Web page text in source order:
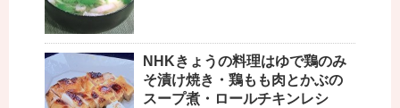
NHKきょうの料理はゆで鶏のみ
そ漬け焼き・鶏もも肉とかぶの
スープ煮・ロールチキンレシ